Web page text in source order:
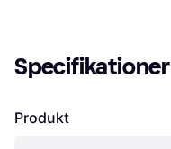
Specifikationer
Produkt